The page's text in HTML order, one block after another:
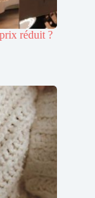
réduit ?